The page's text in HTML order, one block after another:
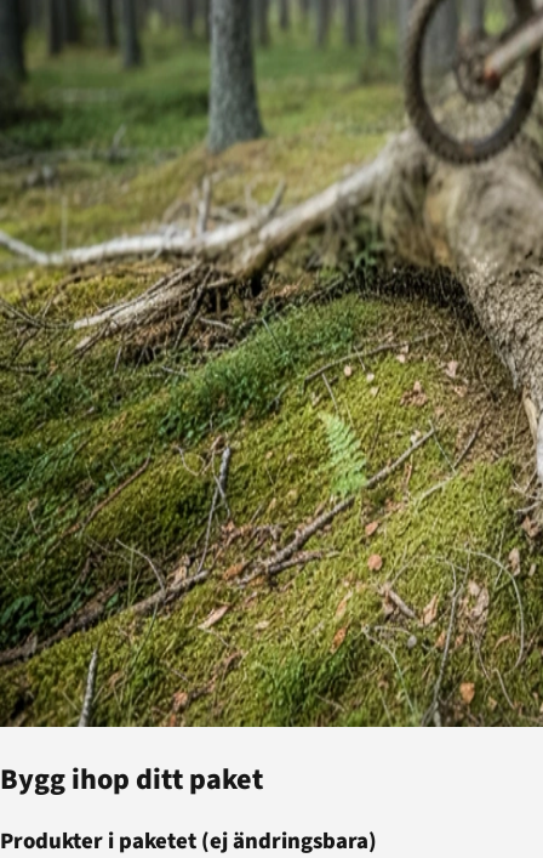
Bygg ihop ditt paket
Produkter i paketet (ej ändringsbara)